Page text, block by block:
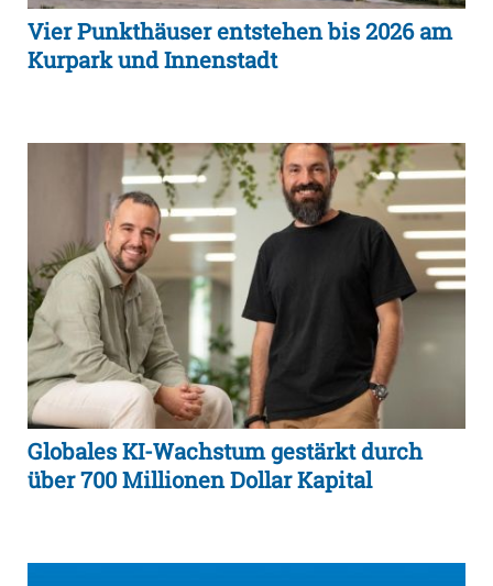
Vier Punkthäuser entstehen bis 2026 am
Kurpark und Innenstadt
Globales KI-Wachstum gestärkt durch
über 700 Millionen Dollar Kapital